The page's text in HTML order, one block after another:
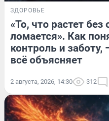
ЗДОРОВЬЕ
«То, что растет
ломается». Как
контроль и заботу,
всё объясняет
2 августа, 2026, 14:30 312